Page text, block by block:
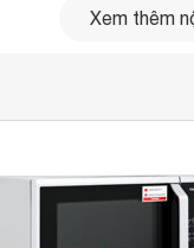
quả chế biến.Xem thêm